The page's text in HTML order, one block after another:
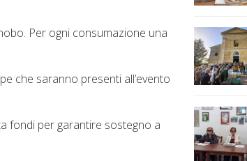
Per ogni consumazione una
che saranno presenti all’evento
fondi per garantire sostegno a